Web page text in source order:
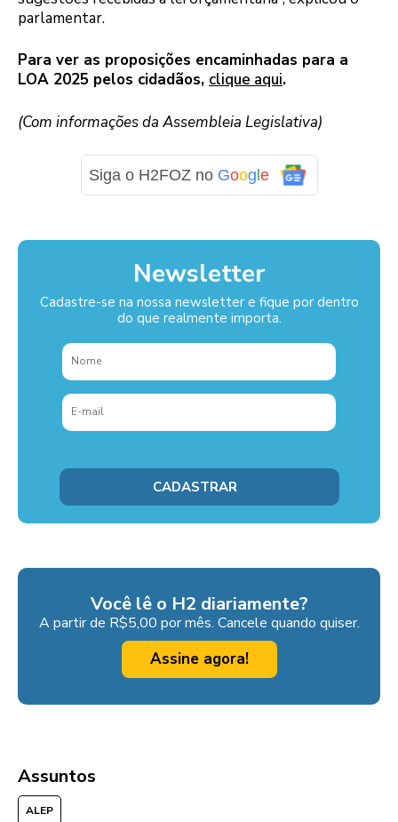
parlamentar.
Para ver as proposições encaminhadas para a
LOA 2025 pelos cidadãos, clique aqui.
(Com informações da Assembleia Legislativa)
Siga o H2FOZ no Goog e
Newsletter
Cadastre-se na nossa newsletter e fique por dentro
do que realmente importa.
Você lê o H2 diariamente?
A partir de R$5,00 por mês. Cancele quando quiser.
Assine agora!
Assuntos
ALEP